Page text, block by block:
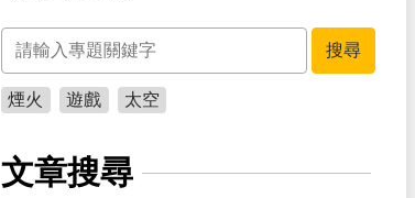
關鍵字
搜尋
煙火 遊戲 太空
文章搜尋